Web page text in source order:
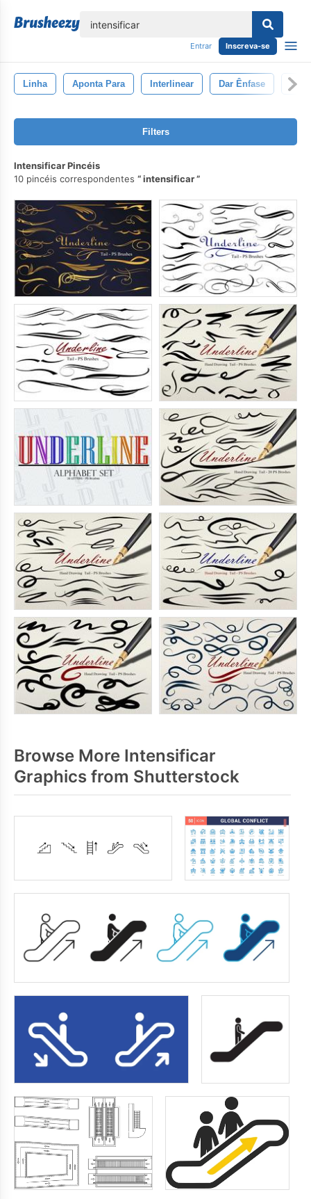
Entrar Inscreva-se
Linha Aponta Para Interlinear Dar Ênfase
Filters
Intensificar Pincéis
10 pincéis correspondentes
intensificar
Browse More Intensificar
Graphics from Shutterstock